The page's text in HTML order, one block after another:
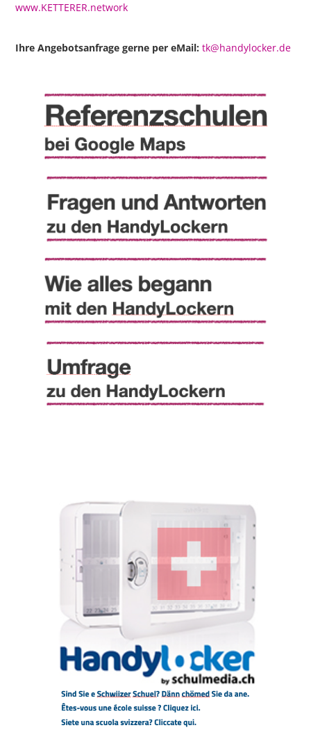
www.KETTERER.network
Ihre Angebotsanfrage gerne per eMail:tk@handylocker.de